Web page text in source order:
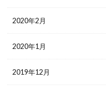
2020年2月
2020年1月
2019年12月